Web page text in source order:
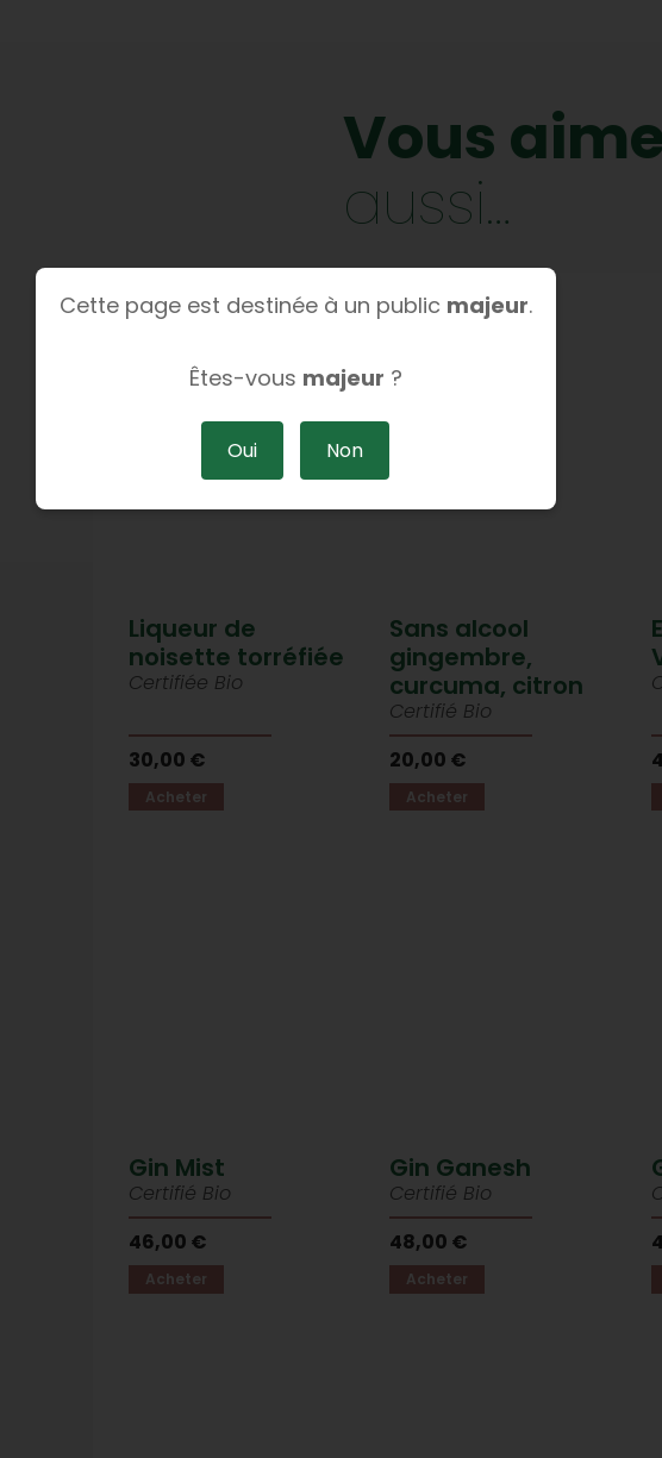
Vous
aussi…
Liqueur de
noisette torréfiée
Certifiée Bio
30,00 €
Acheter
Sans alcool
gingembre,
curcuma, citron
Certifié Bio
20,00 €
Acheter
Gin Mist
Certifié Bio
46,00 €
Acheter
Gin Ganesh
Certifié Bio
48,00 €
Acheter
Cette page est destinée à un public majeur.
Êtes-vous majeur ?
Oui Non